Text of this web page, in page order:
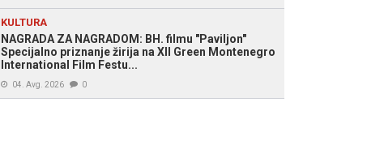
KULTURA
NAGRADA ZA NAGRADOM: BH. filmu "Paviljon"
Specijalno priznanje žirija na XII Green Montenegro
International Film Festu...
04. Avg. 2026 0